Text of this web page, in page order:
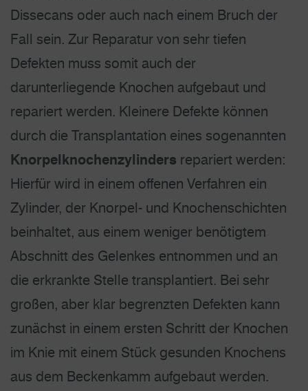
Dissecans oder auch nach einem Bruch der
Fall sein. Zur Reparatur von sehr tiefen
Defekten muss somit auch der
darunterliegende Knochen aufgebaut und
repariert werden. Kleinere Defekte können
durch die Transplantation eines sogenannten
Knorpelknochenzylinders repariert werden:
Hierfür wird in einem offenen Verfahren ein
Zylinder, der Knorpel- und Knochenschichten
beinhaltet, aus einem weniger benötigtem
Abschnitt des Gelenkes entnommen und an
die erkrankte Stelle transplantiert. Bei sehr
großen, aber klar begrenzten Defekten kann
zunächst in einem ersten Schritt der Knochen
im Knie mit einem Stück gesunden Knochens
aus dem Beckenkamm aufgebaut werden.